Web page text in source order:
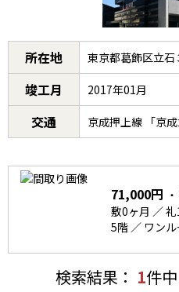
所在地 東京都葛飾区立石
竣工月 2017年01月
交通 京成押上線 「京
71,000円
敷0ヶ月 ／
5階 ／ ワン
検索結果： 1件